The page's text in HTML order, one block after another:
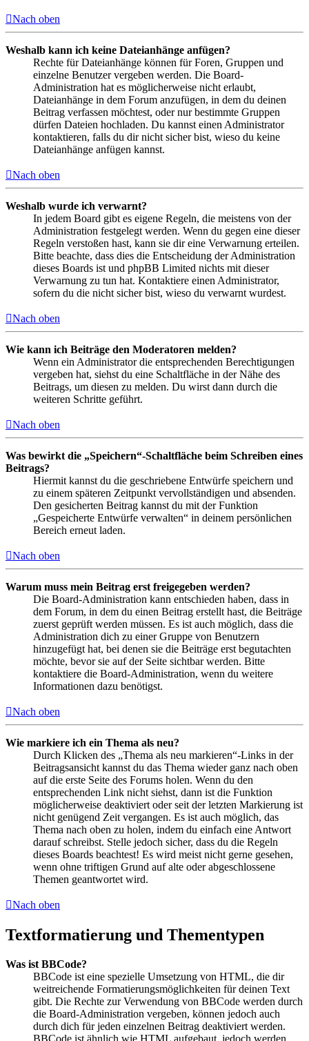
Nach oben
Weshalb kann ich keine Dateianhänge anfügen?
Rechte für Dateianhänge können für Foren, Gruppen und
einzelne Benutzer vergeben werden. Die Board-
Administration hat es möglicherweise nicht erlaubt,
Dateianhänge in dem Forum anzufügen, in dem du deinen
Beitrag verfassen möchtest, oder nur bestimmte Gruppen
dürfen Dateien hochladen. Du kannst einen Administrator
kontaktieren, falls du dir nicht sicher bist, wieso du keine
Dateianhänge anfügen kannst.
Nach oben
Weshalb wurde ich verwarnt?
In jedem Board gibt es eigene Regeln, die meistens von der
Administration festgelegt werden. Wenn du gegen eine dieser
Regeln verstoßen hast, kann sie dir eine Verwarnung erteilen.
Bitte beachte, dass dies die Entscheidung der Administration
dieses Boards ist und phpBB Limited nichts mit dieser
Verwarnung zu tun hat. Kontaktiere einen Administrator,
sofern du die nicht sicher bist, wieso du verwarnt wurdest.
Nach oben
Wie kann ich Beiträge den Moderatoren melden?
Wenn ein Administrator die entsprechenden Berechtigungen
vergeben hat, siehst du eine Schaltfläche in der Nähe des
Beitrags, um diesen zu melden. Du wirst dann durch die
weiteren Schritte geführt.
Nach oben
Was bewirkt die „Speichern“-Schaltfläche beim Schreiben eines
Beitrags?
Hiermit kannst du die geschriebene Entwürfe speichern und
zu einem späteren Zeitpunkt vervollständigen und absenden.
Den gesicherten Beitrag kannst du mit der Funktion
„Gespeicherte Entwürfe verwalten“ in deinem persönlichen
Bereich erneut laden.
Nach oben
Warum muss mein Beitrag erst freigegeben werden?
Die Board-Administration kann entschieden haben, dass in
dem Forum, in dem du einen Beitrag erstellt hast, die Beiträge
zuerst geprüft werden müssen. Es ist auch möglich, dass die
Administration dich zu einer Gruppe von Benutzern
hinzugefügt hat, bei denen sie die Beiträge erst begutachten
möchte, bevor sie auf der Seite sichtbar werden. Bitte
kontaktiere die Board-Administration, wenn du weitere
Informationen dazu benötigst.
Nach oben
Wie markiere ich ein Thema als neu?
Durch Klicken des „Thema als neu markieren“-Links in der
Beitragsansicht kannst du das Thema wieder ganz nach oben
auf die erste Seite des Forums holen. Wenn du den
entsprechenden Link nicht siehst, dann ist die Funktion
möglicherweise deaktiviert oder seit der letzten Markierung ist
nicht genügend Zeit vergangen. Es ist auch möglich, das
Thema nach oben zu holen, indem du einfach eine Antwort
darauf schreibst. Stelle jedoch sicher, dass du die Regeln
dieses Boards beachtest! Es wird meist nicht gerne gesehen,
wenn ohne triftigen Grund auf alte oder abgeschlossene
Themen geantwortet wird.
Nach oben
Textformatierung und Thementypen
Was ist BBCode?
BBCode ist eine spezielle Umsetzung von HTML, die dir
weitreichende Formatierungsmöglichkeiten für deinen Text
gibt. Die Rechte zur Verwendung von BBCode werden durch
die Board-Administration vergeben, können jedoch auch
durch dich für jeden einzelnen Beitrag deaktiviert werden.
BBCode ist ähnlich wie HTML aufgebaut, jedoch werden